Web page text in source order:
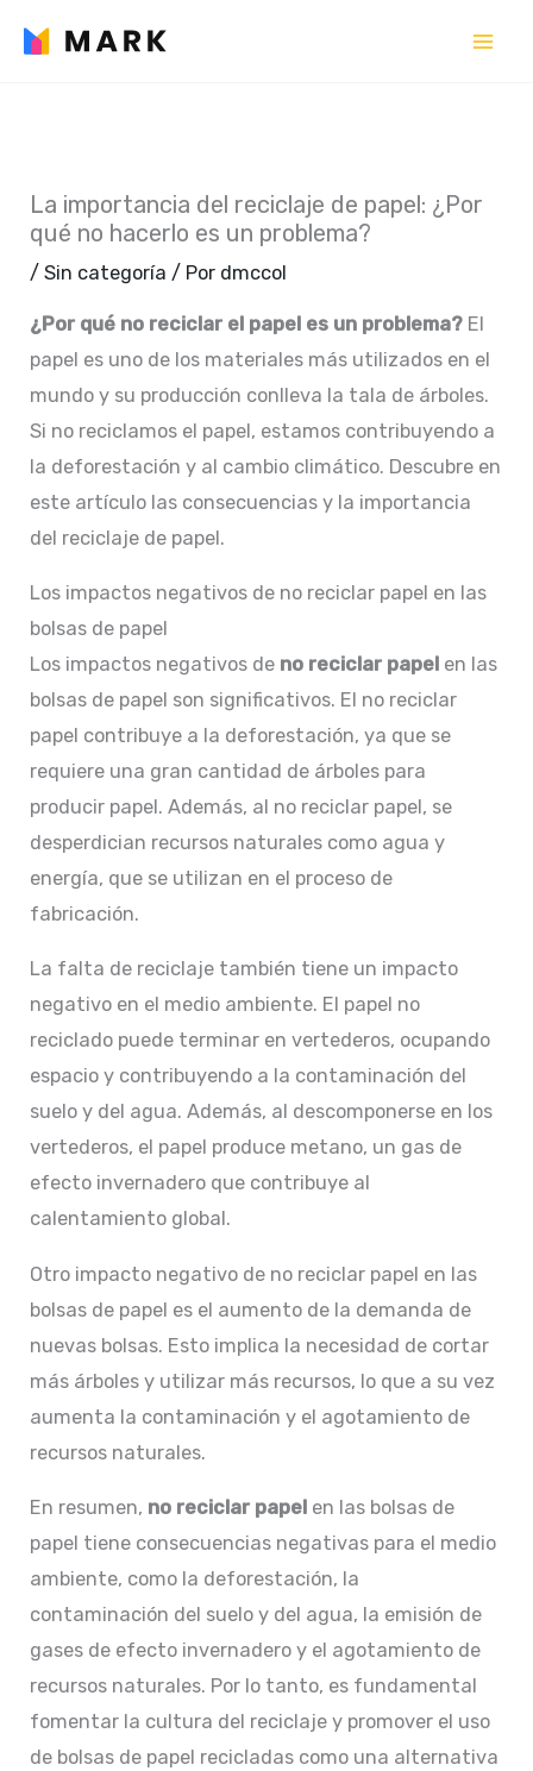
La importancia del reciclaje de papel: ¿Por
qué no hacerlo es un problema?
/Sin categoría / Por dmccol
¿Por qué no reciclar el papel es un problema? El
papel es uno de los materiales más utilizados en el
mundo y su producción conlleva la tala de árboles.
Si no reciclamos el papel, estamos contribuyendo a
la deforestación y al cambio climático. Descubre en
este artículo las consecuencias y la importancia
del reciclaje de papel.
Los impactos negativos de no reciclar papel en las
bolsas de papel
Los impactos negativos de no reciclar papel en las
bolsas de papel son significativos. El no reciclar
papel contribuye a la deforestación, ya que se
requiere una gran cantidad de árboles para
producir papel. Además, al no reciclar papel, se
desperdician recursos naturales como agua y
energía, que se utilizan en el proceso de
fabricación.
La falta de reciclaje también tiene un impacto
negativo en el medio ambiente. El papel no
reciclado puede terminar en vertederos, ocupando
espacio y contribuyendo a la contaminación del
suelo y del agua. Además, al descomponerse en los
vertederos, el papel produce metano, un gas de
efecto invernadero que contribuye al
calentamiento global.
Otro impacto negativo de no reciclar papel en las
bolsas de papel es el aumento de la demanda de
nuevas bolsas. Esto implica la necesidad de cortar
más árboles y utilizar más recursos, lo que a su vez
aumenta la contaminación y el agotamiento de
recursos naturales.
En resumen, no reciclar papel en las bolsas de
papel tiene consecuencias negativas para el medio
ambiente, como la deforestación, la
contaminación del suelo y del agua, la emisión de
gases de efecto invernadero y el agotamiento de
recursos naturales. Por lo tanto, es fundamental
fomentar la cultura del reciclaje y promover el uso
de bolsas de papel recicladas como una alternativa